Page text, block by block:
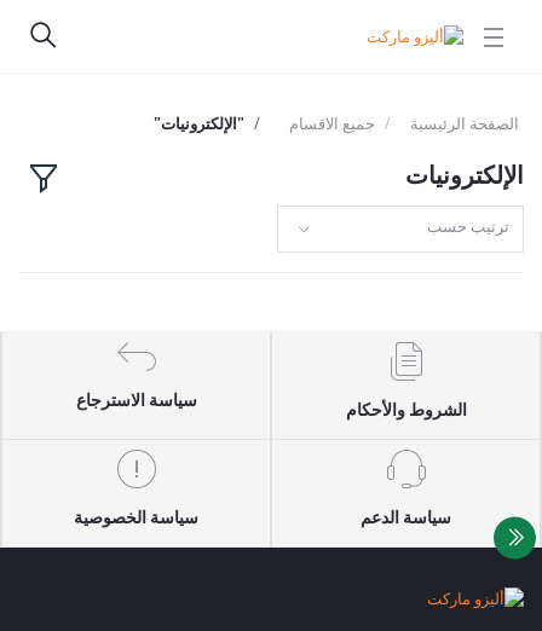
الصفحة الرئيسية جميع الاقسام "الإلكترونيات"
الإلكترونيات
ترتيب حسب
الشروط والأحكام
سياسة الاسترجاع
سياسة الدعم سياسة الخصوصية